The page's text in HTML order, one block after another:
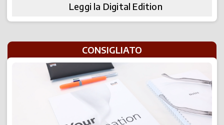
Leggi la Digital Edition
CONSIGLIATO